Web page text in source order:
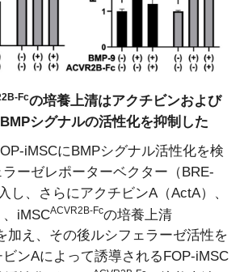
Fcの培養上清はアクチビンおよび
シグナルの活性化を抑制した
iMSCにBMPシグナル活性化を検
ーゼレポーターベクター（BRE-
し、さらにアクチビンA（ActA）、
、iMSCACVR2B-Fcの培養上清
加え、その後ルシフェラーゼ活性を
ンAによって誘導されるFOP-iMSC